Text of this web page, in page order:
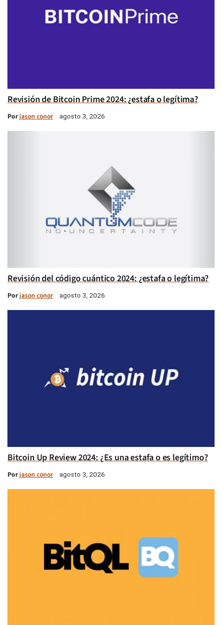
Revisión de Bitcoin Prime 2024: ¿estafa o legítima?
Porjason conor agosto 3, 2026
Revisión del código cuántico 2024: ¿estafa o legítima?
Porjason conor agosto 3, 2026
Bitcoin Up Review 2024: ¿Es una estafa o es legítimo?
Porjason conor agosto 3, 2026